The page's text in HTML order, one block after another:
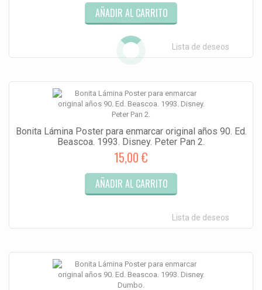
AÑADIR AL CARRITO
Lista de deseos
Bonita Lámina Poster para enmarcar original años 90. Ed.
Beascoa. 1993. Disney. Peter Pan 2.
15,00 €
AÑADIR AL CARRITO
Lista de deseos